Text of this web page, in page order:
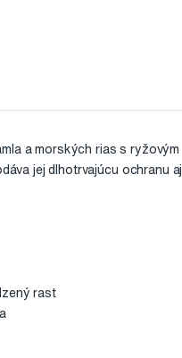
a morských rias s ryžovým
jej dlhotrvajúcu ochranu aj
rast